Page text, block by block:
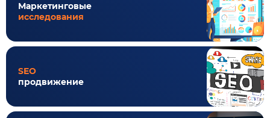
Маркетинговые
исследования
SEO
продвижение